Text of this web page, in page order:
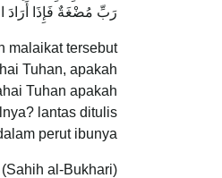
رَبِّ مُضْغَةٌ فَإِذَا أَرَادَ
malaikat tersebut
Tuhan, apakah
Tuhan apakah
lantas ditulis
perut ibunya."
(Sahih al-Bukhari)